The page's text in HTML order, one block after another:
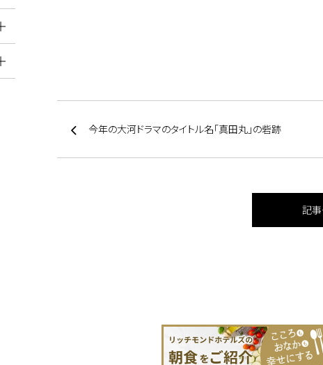
今年の大河ドラマのタイトル名「真田丸」の砦跡
記